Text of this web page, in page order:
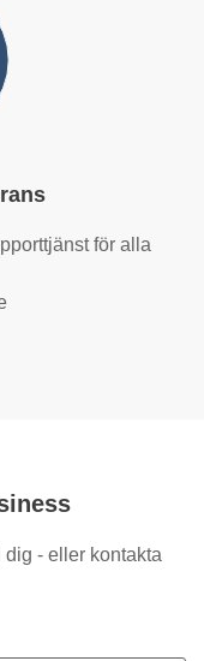
för alla
- eller kontakta